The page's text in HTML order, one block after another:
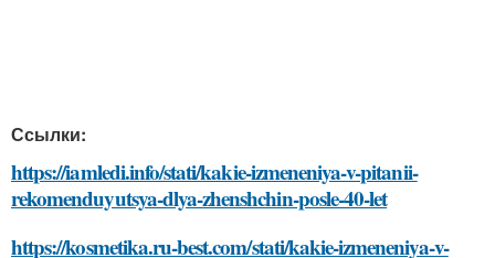
Ссылки:
https://iamledi.info/stati/kakie-izmeneniya-v-pitanii-
rekomenduyutsya-dlya-zhenshchin-posle-40-let
https://kosmetika.ru-best.com/stati/kakie-izmeneniya-v-